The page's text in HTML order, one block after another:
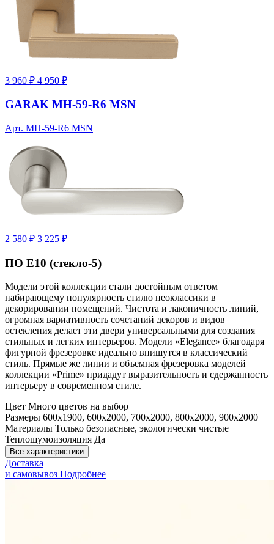
3 960 ₽ 4 950 ₽
GARAK MH-59-R6 MSN
Арт. MH-59-R6 MSN
2 580 ₽ 3 225 ₽
ПО Е10 (стекло-5)
Модели этой коллекции стали достойным ответом
набирающему популярность стилю неоклассики в
декорировании помещений. Чистота и лаконичность линий,
огромная вариативность сочетаний декоров и видов
остекления делает эти двери универсальными для создания
стильных и легких интерьеров. Модели «Elegance» благодаря
фигурной фрезеровке идеально впишутся в классический
стиль. Прямые же линии и объемная фрезеровка моделей
коллекции «Prime» придадут выразительность и сдержанность
интерьеру в современном стиле.
Цвет Много цветов на выбор
Размеры 600x1900, 600x2000, 700x2000, 800x2000, 900x2000
Материалы Только безопасные, экологически чистые
Теплошумоизоляция Да
Все характеристики
Доставка
и самовывоз Подробнее